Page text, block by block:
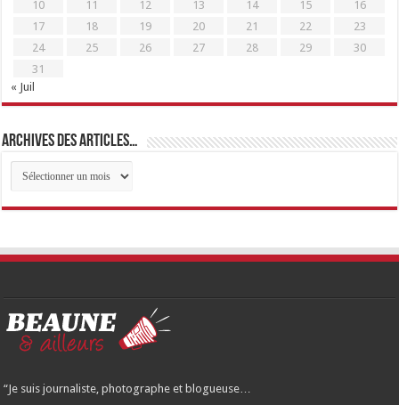
10
11 12 13 14 15
16
17
18 19 20 21 22
23
24
25 26 27 28 29
30
31
« Juil
Archives des articles…
Archives
des
articles…
“Je suis journaliste, photographe et blogueuse…